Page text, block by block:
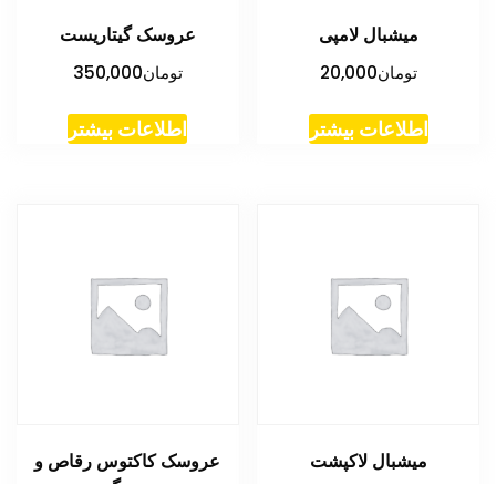
میشبال لامپی
تومان20,000
اطلاعات بیشتر
عروسک گیتاریست
تومان350,000
اطلاعات بیشتر
میشبال لاکپشت
عروسک کاکتوس رقاص و